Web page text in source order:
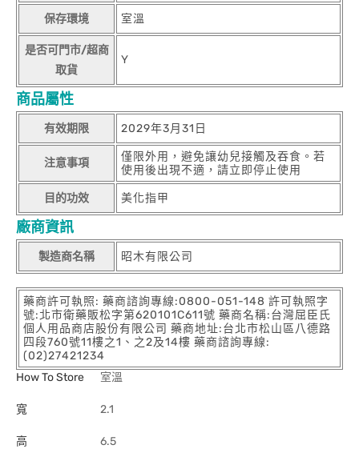
保存環境 室溫
是否可門市/超商
取貨
Y
商品屬性
有效期限 2029年3月31日
注意事項
僅限外用，避免讓幼兒接觸及吞食。若
使用後出現不適，請立即停止使用
目的功效 美化指甲
廠商資訊
製造商名稱 昭木有限公司
藥商許可執照: 藥商諮詢專線:0800-051-148 許可執照字
號:北市衛藥販松字第620101C611號 藥商名稱:台灣屈臣氏
個人用品商店股份有限公司 藥商地址:台北市松山區八德路
四段760號11樓之1、之2及14樓 藥商諮詢專線:
(02)27421234
How To Store
室溫
寬 2.1
高 6.5